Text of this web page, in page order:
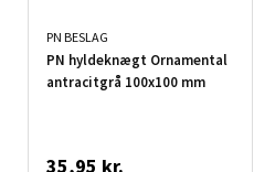
PN BESLAG
PN hyldeknægt Ornamental
antracitgrå 100x100 mm
35,95 kr.